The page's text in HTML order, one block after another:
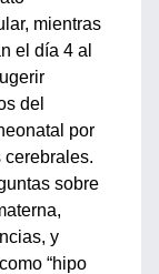
mientras
el día 4 al
del
por
sobre
y
“hipo